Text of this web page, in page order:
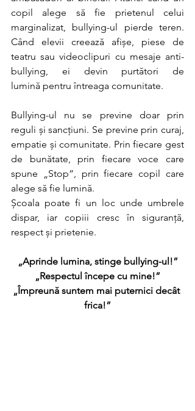
copil alege să fie prietenul celui
marginalizat, bullying-ul pierde teren.
Când elevii creează afișe, piese de
teatru sau videoclipuri cu mesaje anti-
bullying, ei devin purtători de
lumină pentru întreaga comunitate.
Bullying-ul nu se previne doar prin
reguli și sancțiuni. Se previne prin curaj,
empatie și comunitate. Prin fiecare gest
de bunătate, prin fiecare voce care
spune „Stop”, prin fiecare copil care
alege să fie lumină.
Școala poate fi un loc unde umbrele
dispar, iar copiii cresc în siguranță,
respect și prietenie.
„Aprinde lumina, stinge bullying-ul!”
„Respectul începe cu mine!”
„Împreună suntem mai puternici decât
frica!”